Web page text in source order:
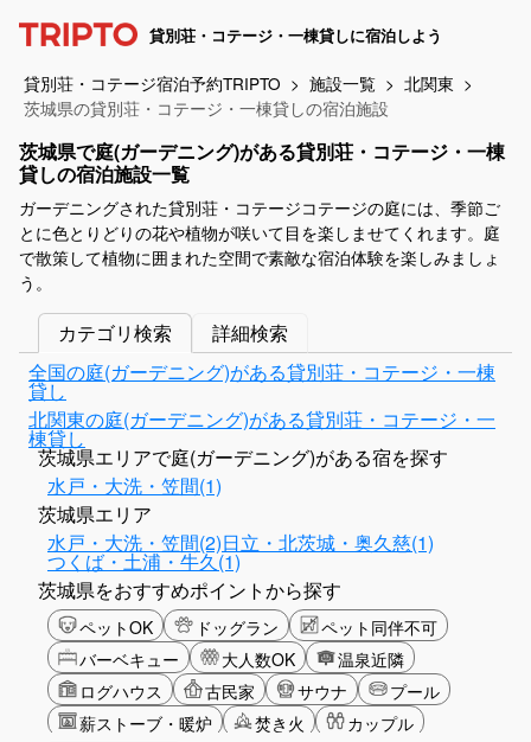
貸別荘・コテージ・一棟貸しに宿泊しよう
貸別荘・コテージ宿泊予約TRIPTO 施設一覧
北関東
茨城県の貸別荘・コテージ・一棟貸しの宿泊施設
茨城県で庭(ガーデニング)がある貸別荘・コテージ・一棟
貸しの宿泊施設一覧
ガーデニングされた貸別荘・コテージコテージの庭には、季節ご
とに色とりどりの花や植物が咲いて目を楽しませてくれます。庭
で散策して植物に囲まれた空間で素敵な宿泊体験を楽しみましょ
う。
カテゴリ検索
詳細検索
全国の庭(ガーデニング)がある貸別荘・コテージ・一棟
貸し
北関東の庭(ガーデニング)がある貸別荘・コテージ・一
棟貸し
茨城県エリアで庭(ガーデニング)がある宿を探す
水戸・大洗・笠間(1)
茨城県エリア
水戸・大洗・笠間(2)日立・北茨城・奥久慈(1)
つくば・土浦・牛久(1)
茨城県をおすすめポイントから探す
ペットOK ドッグラン
ペット同伴不可
バーベキュー
大人数OK
温泉近隣
ログハウス
古民家 サウナ
プール
薪ストーブ・暖炉
焚き火
カップル